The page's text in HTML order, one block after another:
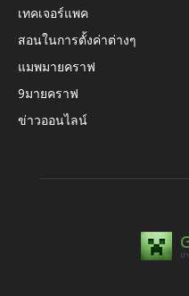
เทคเจอร์แพค
สอนในการตั้งค่าต่างๆ
แมพมายคราฟ
9มายคราฟ
ข่าวออนไลน์